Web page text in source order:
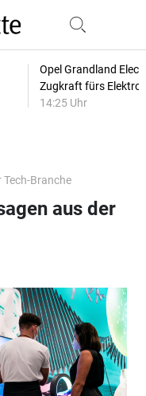
Opel Grandland
Zugkraft fürs
14:25 Uhr
Tech-Branche
aus der